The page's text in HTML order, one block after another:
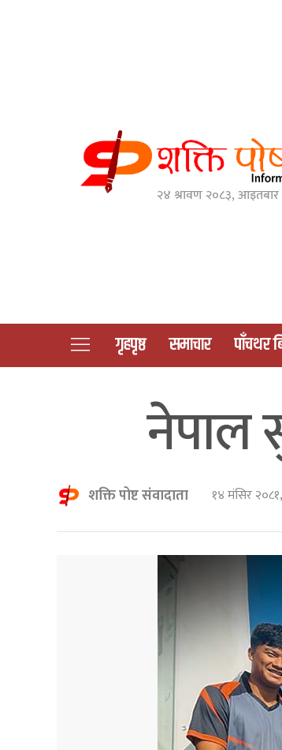
२४ श्रावण २०८३, आइतबार
गृहपृष्ठ समाचार पाँचथर
नेपाल
शक्ति पोष्ट संवादाता १४ मंसिर